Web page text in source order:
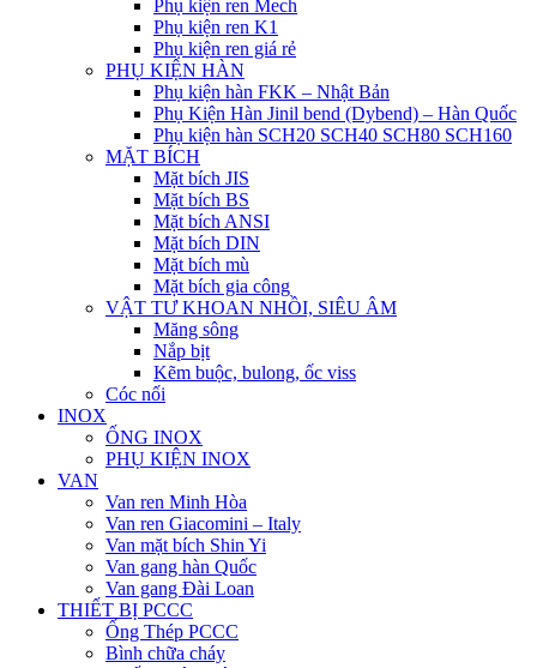
Phụ kiện ren Mech
Phụ kiện ren K1
Phụ kiện ren giá rẻ
PHỤ KIỆN HÀN
Phụ kiện hàn FKK – Nhật Bản
Phụ Kiện Hàn Jinil bend (Dybend) – Hàn Quốc
Phụ kiện hàn SCH20 SCH40 SCH80 SCH160
MẶT BÍCH
Mặt bích JIS
Mặt bích BS
Mặt bích ANSI
Mặt bích DIN
Mặt bích mù
Mặt bích gia công
VẬT TƯ KHOAN NHỒI, SIÊU ÂM
Măng sông
Nắp bịt
Kẽm buộc, bulong, ốc viss
Cóc nối
INOX
ỐNG INOX
PHỤ KIỆN INOX
VAN
Van ren Minh Hòa
Van ren Giacomini – Italy
Van mặt bích Shin Yi
Van gang hàn Quốc
Van gang Đài Loan
THIẾT BỊ PCCC
Ống Thép PCCC
Bình chữa cháy